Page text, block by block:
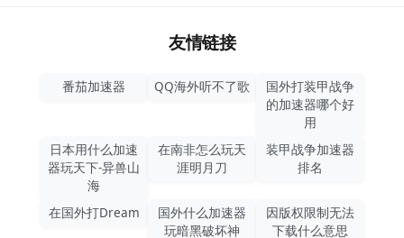
友情链接
番茄加速器 QQ海外听不了歌
国外打装甲战争
的加速器哪个好
用
日本用什么加速
器玩天下-异兽山
海
在南非怎么玩天
涯明月刀
装甲战争加速器
排名
在国外打Dream
国外什么加速器
玩暗黑破坏神
因版权限制无法
下载什么意思